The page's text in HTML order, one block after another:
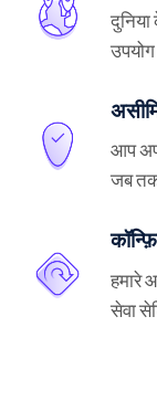
आप
जब
हमारे
सेवा